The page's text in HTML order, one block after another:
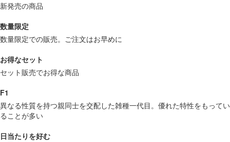
新発売の商品
数量限定
数量限定での販売。ご注文はお早めに
お得なセット
セット販売でお得な商品
F1
異なる性質を持つ親同士を交配した雑種一代目。優れた特性をもってい
ることが多い
日当たりを好む